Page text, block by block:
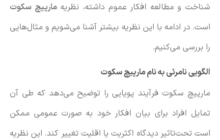
شناخت و مطالعه افکار عموم داشته، نظریهمارپیچ سکوت
است. در ادامه با این نظریه بیشتر آشنا می‌شویم و مثال‌هایی
را بررسی می‌کنیم.
الگویی نامرئی به نام مارپیچ سکوت
مارپیچ سکوت فرآیند پویایی را توضیح می‌دهد که طی آن
تمایل افراد برای بیان افکار خود به صورت عمومی ممکن
است تحت‌تاثیر دیدگاه اکثریت یا اقلیت تغییر کند. این نظریه